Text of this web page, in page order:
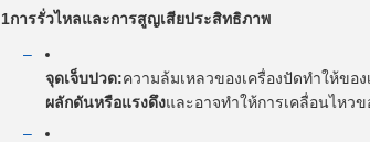
1การรั่วไหลและการสูญเสียประสิทธิภาพ
จุดเจ็บปวด:ความล้มเหลวของเครื่องปัดทําให้ข
ผลักดันหรือแรงดึงและอาจทําให้การเคลื่อนไหว